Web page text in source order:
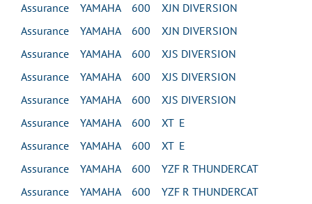
Assurance YAMAHA 600 XJN DIVERSION
Assurance YAMAHA 600 XJN DIVERSION
Assurance YAMAHA 600 XJS DIVERSION
Assurance YAMAHA 600 XJS DIVERSION
Assurance YAMAHA 600 XJS DIVERSION
Assurance YAMAHA 600 XT E
Assurance YAMAHA 600 XT E
Assurance YAMAHA 600 YZF R THUNDERCAT
Assurance YAMAHA 600 YZF R THUNDERCAT